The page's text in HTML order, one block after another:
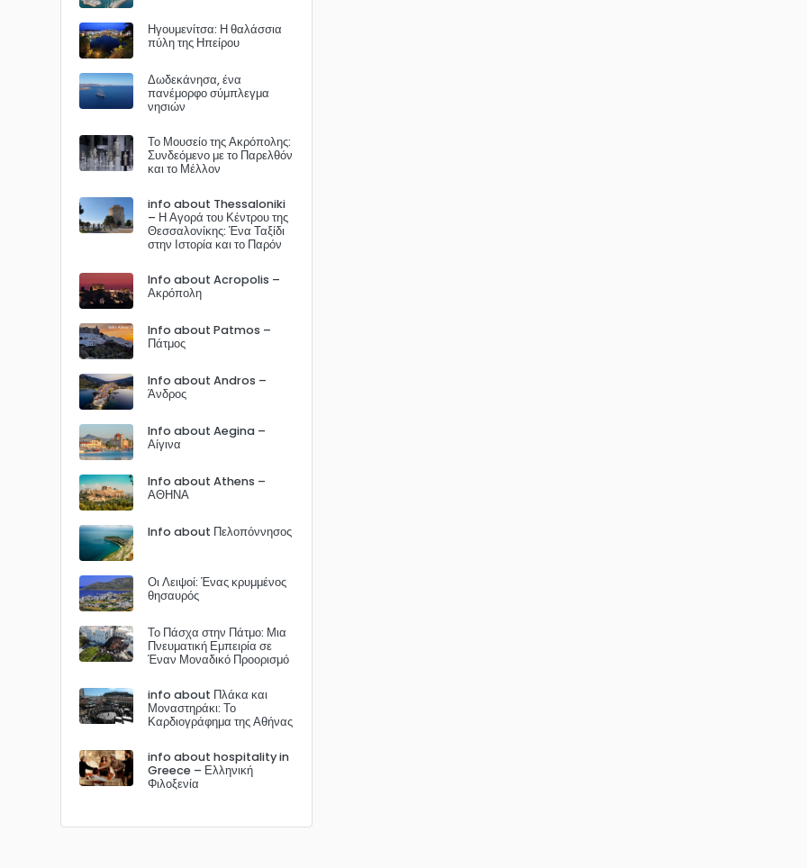
Ηγουμενίτσα: Η θαλάσσια
πύλη της Ηπείρου
Δωδεκάνησα, ένα
πανέμορφο σύμπλεγμα
νησιών
Το Μουσείο της Ακρόπολης:
Συνδεόμενο με το Παρελθόν
και το Μέλλον
info about Thessaloniki
– Η Αγορά του Κέντρου της
Θεσσαλονίκης: Ένα Ταξίδι
στην Ιστορία και το Παρόν
Info about Acropolis –
Ακρόπολη
Info about Patmos –
Πάτμος
Info about Andros –
Άνδρος
Info about Aegina –
Αίγινα
Info about Athens –
ΑΘΗΝΑ
Info about Πελοπόννησος
Οι Λειψοί: Ένας κρυμμένος
θησαυρός
Το Πάσχα στην Πάτμο: Μια
Πνευματική Εμπειρία σε
Έναν Μοναδικό Προορισμό
info about Πλάκα και
Μοναστηράκι: Το
Καρδιογράφημα της Αθήνας
info about hospitality in
Greece – Ελληνική
Φιλοξενία